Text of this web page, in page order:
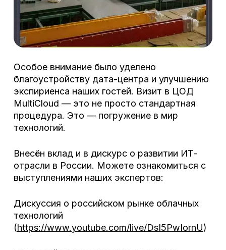
Особое внимание было уделено
благоустройству дата-центра и улучшению
экспириенса наших гостей. Визит в ЦОД
MultiCloud — это не просто стандартная
процедура. Это — погружение в мир
технологий.
Внесён вклад и в дискурс о развитии ИТ-
отрасли в России. Можете ознакомиться с
выступлениями наших экспертов:
Дискуссия о российском рынке облачных
технологий
(https://www.youtube.com/live/DsI5PwIornU)